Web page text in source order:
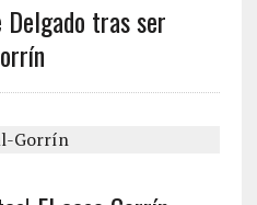
tras ser